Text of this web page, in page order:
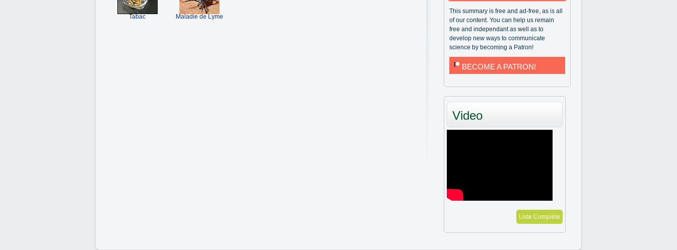
Tabac Maladie de Lyme
This summary is free and ad-free, as is all
of our content. You can help us remain
free and independant as well as to
develop new ways to communicate
science by becoming a Patron!
BECOME A PATRON!
Video
Liste Complète